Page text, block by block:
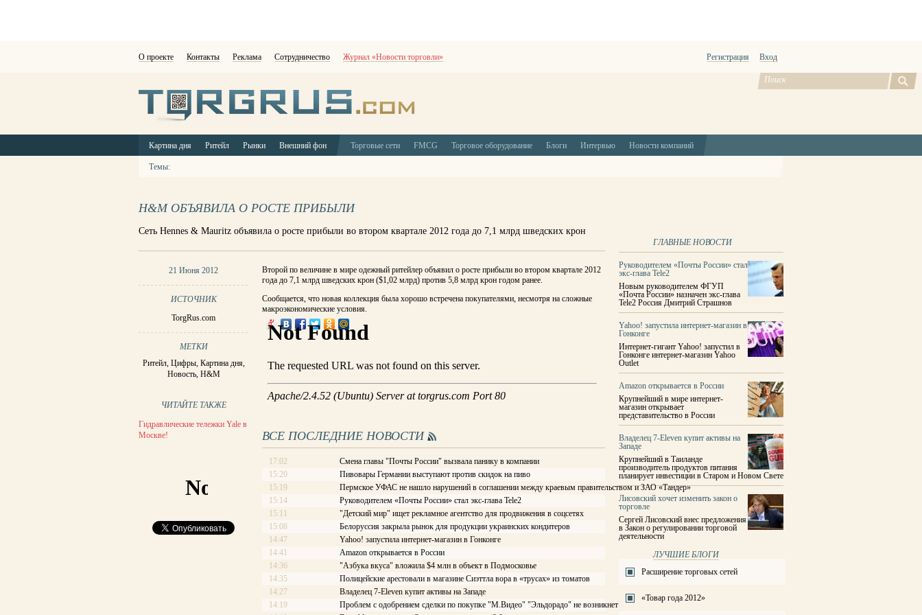
О проекте Контакты Реклама Сотрудничество Журнал «Новости торговли» Регистрация Вход
Картина дня Ритейл Рынки Внешний фон Торговые сети FMCG Торговое оборудование Блоги Интервью Новости компаний
Темы:
H&M ОБЪЯВИЛА О РОСТЕ ПРИБЫЛИ
Сеть Hennes & Mauritz объявила о росте прибыли во втором квартале 2012 года до 7,1 млрд шведских крон
21 Июня 2012
ИСТОЧНИК
TorgRus.com
МЕТКИ
Ритейл, Цифры, Картина дня,
Новость, H&M
ЧИТАЙТЕ ТАКЖЕ
Гидравлические тележки Yale в
Москве!
Второй по величине в мире одежный ритейлер объявил о росте прибыли во втором квартале 2012
года до 7,1 млрд шведских крон ($1,02 млрд) против 5,8 млрд крон годом ранее.
Сообщается, что новая коллекция была хорошо встречена покупателями, несмотря на сложные
макроэкономические условия.
ВСЕ ПОСЛЕДНИЕ НОВОСТИ
17:02
Смена главы "Почты России" вызвала панику в компании
15:20
Пивовары Германии выступают против скидок на пиво
15:19
Пермское УФАС не нашло нарушений в соглашении между краевым правительством и ЗАО «Тандер»
15:14
Руководителем «Почты России» стал экс-глава Tele2
15:11
"Детский мир" ищет рекламное агентство для продвижения в соцсетях
15:08
Белоруссия закрыла рынок для продукции украинских кондитеров
14:47
Yahoo! запустила интернет-магазин в Гонконге
14:41
Amazon открывается в России
14:36
"Азбука вкуса" вложила $4 млн в объект в Подмосковье
14:35
Полицейские арестовали в магазине Сиэттла вора в «трусах» из томатов
14:27
Владелец 7-Eleven купит активы на Западе
14:19
Проблем с одобрением сделки по покупке "М.Видео" "Эльдорадо" не возникнет
ГЛАВНЫЕ НОВОСТИ
Руководителем «Почты России» стал
экс-глава Tele2
Новым руководителем ФГУП
«Почта России» назначен экс-глава
Tele2 Россия Дмитрий Страшнов
Yahoo! запустила интернет-магазин в
Гонконге
Интернет-гигант Yahoo! запустил в
Гонконге интернет-магазин Yahoo
Outlet
Amazon открывается в России
Крупнейший в мире интернет-
магазин открывает
представительство в России
Владелец 7-Eleven купит активы на
Западе
Крупнейший в Таиланде
производитель продуктов питания
планирует инвестиции в Старом и Новом Свете
Лисовский хочет изменить закон о
торговле
Сергей Лисовский внес предложения
в Закон о регулировании торговой
деятельности
ЛУЧШИЕ БЛОГИ
Расширение торговых сетей
«Товар года 2012»